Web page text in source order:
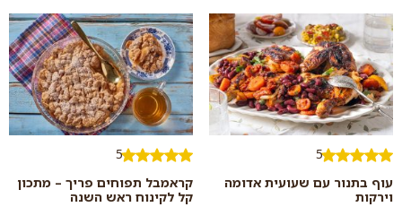
בכל יום אחר בשנה אתם תהנו
מהלב...
באותה היום או אחרי חימום קליל
בתוך סי...
5
עוף בתנור עם שעועית אדומה
וירקות
5
קראמבל תפוחים פריך – מתכון
קל לקינוח ראש השנה